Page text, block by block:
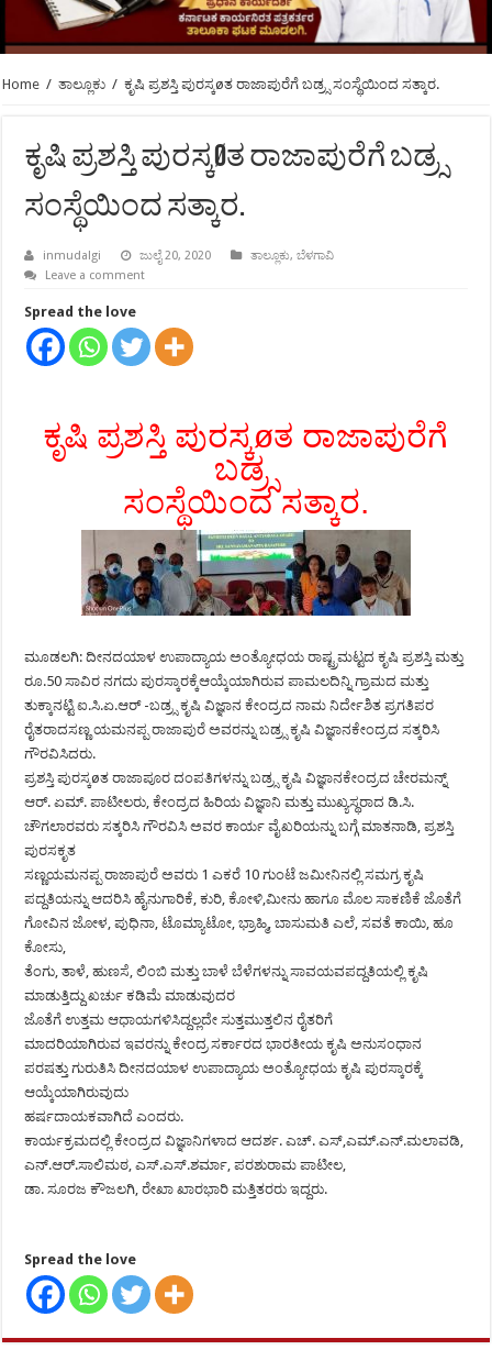
Home / ತಾಲ್ಲೂಕು / ಕೃಷಿ ಪ್ರಶಸ್ತಿ ಪುರಸ್ಕøತ ರಾಜಾಪುರೆಗೆ ಬಡ್ರ್ಸ ಸಂಸ್ಥೆಯಿಂದ ಸತ್ಕಾರ.
ಕೃಷಿ ಪ್ರಶಸ್ತಿ ಪುರಸ್ಕøತ ರಾಜಾಪುರೆಗೆ ಬಡ್ರ್ಸ
ಸಂಸ್ಥೆಯಿಂದ ಸತ್ಕಾರ.
inmudalgi ಜುಲೈ 20, 2020 ತಾಲ್ಲೂಕು,ಬೆಳಗಾವಿ
Leave a comment
Spread the love
ಕೃಷಿ ಪ್ರಶಸ್ತಿ ಪುರಸ್ಕøತ ರಾಜಾಪುರೆಗೆ
ಬಡ್ರ್ಸ
ಸಂಸ್ಥೆಯಿಂದ ಸತ್ಕಾರ.
ಮೂಡಲಗಿ: ದೀನದಯಾಳ ಉಪಾದ್ಯಾಯ ಅಂತ್ಯೋಧಯ ರಾಷ್ಟ್ರಮಟ್ಟದ ಕೃಷಿ ಪ್ರಶಸ್ತಿ ಮತ್ತು
ರೂ.50 ಸಾವಿರ ನಗದು ಪುರಸ್ಕಾರಕ್ಕೆಆಯ್ಕೆಯಾಗಿರುವ ಪಾಮಲದಿನ್ನಿ ಗ್ರಾಮದ ಮತ್ತು
ತುಕ್ಕಾನಟ್ಟಿ ಐ.ಸಿ.ಏ.ಆರ್ -ಬಡ್ರ್ಸ ಕೃಷಿ ವಿಜ್ಞಾನ ಕೇಂದ್ರದ ನಾಮ ನಿರ್ದೇಶಿತ ಪ್ರಗತಿಪರ
ರೈತರಾದಸಣ್ಣ ಯಮನಪ್ಪ ರಾಜಾಪುರೆ ಅವರನ್ನು ಬಡ್ರ್ಸ ಕೃಷಿ ವಿಜ್ಞಾನಕೇಂದ್ರದ ಸತ್ಕರಿಸಿ
ಗೌರವಿಸಿದರು.
ಪ್ರಶಸ್ತಿ ಪುರಸ್ಕøತ ರಾಜಾಪೂರ ದಂಪತಿಗಳನ್ನು ಬಡ್ರ್ಸ ಕೃಷಿ ವಿಜ್ಞಾನಕೇಂದ್ರದ ಚೇರಮನ್ನ್
ಆರ್. ಏಮ್. ಪಾಟೀಲರು, ಕೇಂದ್ರದ ಹಿರಿಯ ವಿಜ್ಞಾನಿ ಮತ್ತು ಮುಖ್ಯಸ್ಥರಾದ ಡಿ.ಸಿ.
ಚೌಗಲಾರವರು ಸತ್ಕರಿಸಿ ಗೌರವಿಸಿ ಅವರ ಕಾರ್ಯ ವೈಖರಿಯನ್ನು ಬಗ್ಗೆ ಮಾತನಾಡಿ, ಪ್ರಶಸ್ತಿ
ಪುರಸಕೃತ
ಸಣ್ಣಯಮನಪ್ಪ ರಾಜಾಪುರೆ ಅವರು 1 ಎಕರೆ 10 ಗುಂಟೆ ಜಮೀನಿನಲ್ಲಿ ಸಮಗ್ರ ಕೃಷಿ
ಪದ್ದತಿಯನ್ನು ಆದರಿಸಿ ಹೈನುಗಾರಿಕೆ, ಕುರಿ, ಕೋಳಿ,ಮೀನು ಹಾಗೂ ಮೊಲ ಸಾಕಣಿಕೆ ಜೊತೆಗೆ
ಗೋವಿನ ಜೋಳ, ಪುಧಿನಾ, ಟೊಮ್ಯಾಟೋ, ಭ್ರಾಹ್ಮಿ, ಬಾಸುಮತಿ ಎಲೆ, ಸವತೆ ಕಾಯಿ, ಹೂ
ಕೋಸು,
ತೆಂಗು, ತಾಳೆ, ಹುಣಸೆ, ಲಿಂಬಿ ಮತ್ತು ಬಾಳೆ ಬೆಳೆಗಳನ್ನು ಸಾವಯವಪದ್ದತಿಯಲ್ಲಿ ಕೃಷಿ
ಮಾಡುತ್ತಿದ್ದು ಖರ್ಚು ಕಡಿಮೆ ಮಾಡುವುದರ
ಜೊತೆಗೆ ಉತ್ತಮ ಆಧಾಯಗಳಿಸಿದ್ದಲ್ಲದೇ ಸುತ್ತಮುತ್ತಲಿನ ರೈತರಿಗೆ
ಮಾದರಿಯಾಗಿರುವ ಇವರನ್ನು ಕೇಂದ್ರ ಸರ್ಕಾರದ ಭಾರತೀಯ ಕೃಷಿ ಅನುಸಂಧಾನ
ಪರಷತ್ತು ಗುರುತಿಸಿ ದೀನದಯಾಳ ಉಪಾದ್ಯಾಯ ಅಂತ್ಯೋಧಯ ಕೃಷಿ ಪುರಸ್ಕಾರಕ್ಕೆ
ಆಯ್ಕೆಯಾಗಿರುವುದು
ಹರ್ಷದಾಯಕವಾಗಿದೆ ಎಂದರು.
ಕಾರ್ಯಕ್ರಮದಲ್ಲಿ ಕೇಂದ್ರದ ವಿಜ್ಞಾನಿಗಳಾದ ಆದರ್ಶ. ಎಚ್. ಎಸ್,ಎಮ್.ಎನ್.ಮಲಾವಡಿ,
ಎನ್.ಆರ್.ಸಾಲಿಮಠ, ಎಸ್.ಎಸ್.ಶರ್ಮಾ, ಪರಶುರಾಮ ಪಾಟೀಲ,
ಡಾ. ಸೂರಜ ಕೌಜಲಗಿ, ರೇಖಾ ಖಾರಭಾರಿ ಮತ್ತಿತರರು ಇದ್ದರು.
Spread the love